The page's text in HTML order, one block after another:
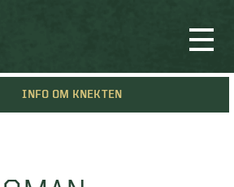
INFO OM KNEKTEN